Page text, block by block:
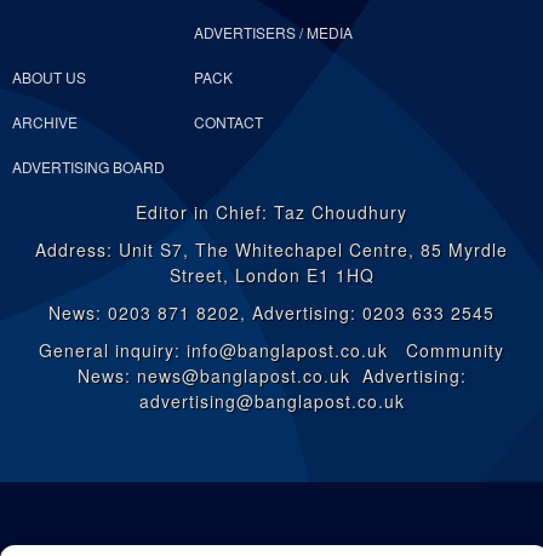
ABOUT US
ADVERTISERS / MEDIA
PACK
ARCHIVE CONTACT
ADVERTISING BOARD
Editor in Chief: Taz Choudhury
Address: Unit S7, The Whitechapel Centre, 85 Myrdle
Street, London E1 1HQ
News: 0203 871 8202, Advertising: 0203 633 2545
General inquiry: info@banglapost.co.uk Community
News: news@banglapost.co.uk Advertising:
advertising@banglapost.co.uk